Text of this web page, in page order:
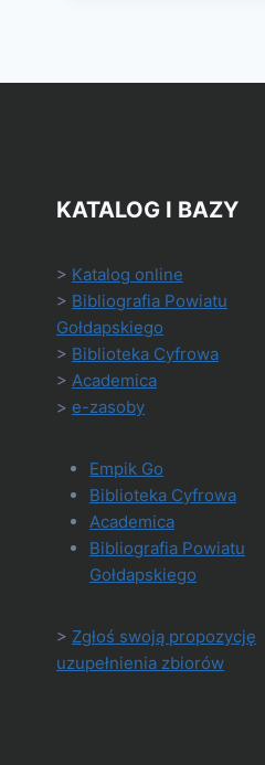
KATALOG I BAZY
> Katalog online
> Bibliografia Powiatu
Gołdapskiego
> Biblioteka Cyfrowa
> Academica
> e-zasoby
Empik Go
Biblioteka Cyfrowa
Academica
Bibliografia Powiatu
Gołdapskiego
> Zgłoś swoją propozycję
uzupełnienia zbiorów